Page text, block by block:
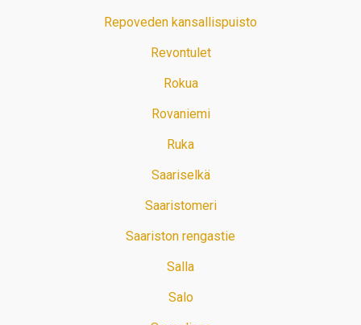
Repoveden kansallispuisto
Revontulet
Rokua
Rovaniemi
Ruka
Saariselkä
Saaristomeri
Saariston rengastie
Salla
Salo